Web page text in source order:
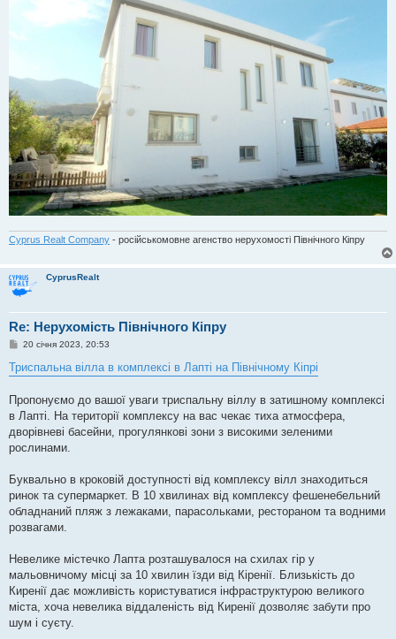
Cyprus Realt Company - російськомовне агенство нерухомості Північного Кіпру
CyprusRealt
Re: Нерухомість Північного Кіпру
П
в
і
о
м
л
е
н
н
20 січня 2023, 20:53
Триспальна вілла в комплексі в Лапті на Північному Кіпрі
Пропонуємо до вашої уваги триспальну віллу в затишному комплексі
в Лапті. На території комплексу на вас чекає тиха атмосфера,
дворівневі басейни, прогулянкові зони з високими зеленими
рослинами.
Буквально в кроковій доступності від комплексу вілл знаходиться
ринок та супермаркет. В 10 хвилинах від комплексу фешенебельний
обладнаний пляж з лежаками, парасольками, рестораном та водними
розвагами.
Невелике містечко Лапта розташувалося на схилах гір у
мальовничому місці за 10 хвилин їзди від Кіренії. Близькість до
Киренії дає можливість користуватися інфраструктурою великого
міста, хоча невелика віддаленість від Киренії дозволяє забути про
шум і суєту.